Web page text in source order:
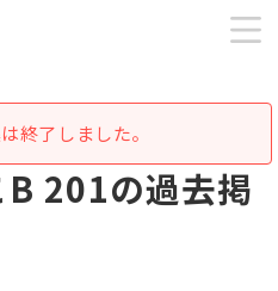
終了しました。
201の過去掲